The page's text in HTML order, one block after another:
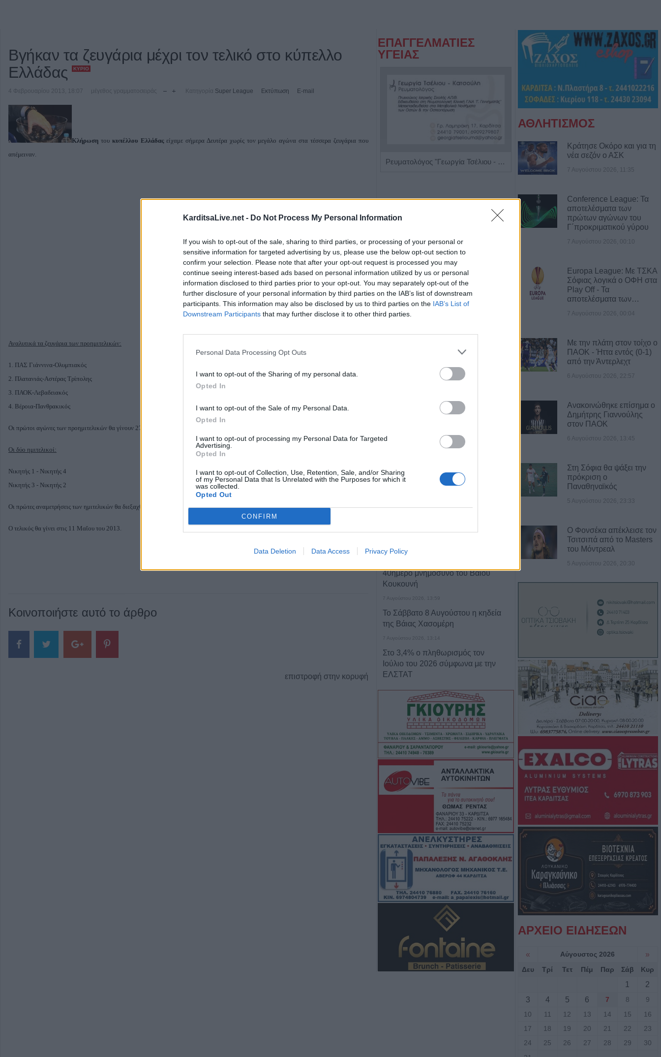
KarditsaLive.net - Do Not Process My Personal Information
If you wish to opt-out of the sale, sharing to third parties, or processing of your personal or
sensitive information for targeted advertising by us, please use the below opt-out section to
confirm your selection. Please note that after your opt-out request is processed you may
continue seeing interest-based ads based on personal information utilized by us or personal
information disclosed to third parties prior to your opt-out. You may separately opt-out of the
further disclosure of your personal information by third parties on the IAB’s list of downstream
participants. This information may also be disclosed by us to third parties on the IAB’s List of
Downstream Participants that may further disclose it to other third parties.
Personal Data Processing Opt Outs
I want to opt-out of the Sharing of my personal data.
Opted In
I want to opt-out of the Sale of my Personal Data.
Opted In
I want to opt-out of processing my Personal Data for Targeted
Advertising.
Opted In
I want to opt-out of Collection, Use, Retention, Sale, and/or Sharing
of my Personal Data that Is Unrelated with the Purposes for which it
was collected.
Opted Out
CONFIRM
Data Deletion Data Access Privacy Policy
Βγήκαν τα ζευγάρια μέχρι τον τελικό στο κύπελλο
Ελλάδας
ΚΎΡΙΟ
4 Φεβρουαρίου 2013, 18:07 μέγεθος γραμματοσειράς Κατηγορία Super League Εκτύπωση E-mail
Κλήρωση του κυπέλλου Ελλάδαςείχαμε σήμερα Δευτέρα χωρίς τον μεγάλο αγώνα στα τέσσερα ζευγάρια που
απέμειναν.
Αναλυτικά τα ζευγάρια των προημιτελικών:
1. ΠΑΣ Γιάννινα-Ολυμπιακός
2. Πλατανιάς-Αστέρας Τρίπολης
3. ΠΑΟΚ-Λεβαδειακός
4. Βέροια-Πανθρακικός
Οι πρώτοι αγώνες των προημιτελικών θα γίνουν 27 και 28 Φεβρουαρίου και οι επαναληπτικοί 6, 7, 13 και 14 Μαρτίου.
Οι δύο ημιτελικοί:
Νικητής 1 - Νικητής 4
Νικητής 3 - Νικητής 2
Οι πρώτες αναμετρήσεις των ημιτελικών θα διεξαχθούν 17 και 18 Απριλίου και οι ρεβάνς στις 27 και 28 του μήνα.
Ο τελικός θα γίνει στις 11 Μαΐου του 2013.
Κοινοποιήστε αυτό το άρθρο
επιστροφή στην κορυφή
ΕΠΑΓΓΕΛΜΑΤΙΕΣ
ΥΓΕΙΑΣ
Ρευματολόγος "Γεωργία Τσέλιου - Κατσούλη"
ΑΓΓΕΛΙΕΣ
Η Αποκατάσταση Α.Ε. αναζητά για εργασία Νοσηλευτές και Βοηθούς Νοσηλευτές
Επιχορηγήσεις 15.000 ευρώ από
το Υπ. Πολιτισμού για δύο
πραγματοποιούνται στο ν.
Καρδίτσας
Συμβούλιο Λίμνης Πλαστήρα
7 Αυγούστου 2026, 14:05
40ήμερο μνημόσυνο του Βάιου
Κουκουνή
7 Αυγούστου 2026, 13:59
Το Σάββατο 8 Αυγούστου η κηδεία
της Βάιας Χασομέρη
7 Αυγούστου 2026, 13:14
Στο 3,4% ο πληθωρισμός τον
Ιούλιο του 2026 σύμφωνα με την
ΕΛΣΤΑΤ
7 Αυγούστου 2026, 13:03
Μαγνησία: Χωρίς τις αισθήσεις
της ανασύρθηκε 70χρονη στην
Άφησσο
7 Αυγούστου 2026, 13:00
Συνελήφθη 31χρονος στη
Γερμανία που εκκρεμούσε
Ευρωπαϊκό ένταλμα σύλληψης
για ανθρωποκτονίες στην Ελλάδα
Φ. Αλεξάκος: "Αδιαφάνεια και
δημοσιονομικός χώρος -
Προτάσεις διαφάνειας και
εξοικονόμησης πόρων"
7 Αυγούστου 2026, 12:29
Μουσική βραδιά 80's και 90's στον
Άγιο Βησσάριο Σοφάδων
7 Αυγούστου 2026, 11:57
Συλλήψεις στην Καρδίτσα για
ρευματοκλοπή και παραβάσεις
του ΚΟΚ
7 Αυγούστου 2026, 11:48
Προφυλακίστηκαν τρεις
ΑΘΛΗΤΙΣΜΟΣ
Κράτησε Οκόρο και για τη
νέα σεζόν ο ΑΣΚ
7 Αυγούστου 2026, 11:35
Conference League: Τα
αποτελέσματα των
πρώτων αγώνων του
Γ΄προκριματικού γύρου
7 Αυγούστου 2026, 00:10
Europa League: Με ΤΣΚΑ
Σόφιας λογικά ο ΟΦΗ στα
Play Off - Τα
αποτελέσματα των…
7 Αυγούστου 2026, 00:04
Με την πλάτη στον τοίχο ο
ΠΑΟΚ - Ήττα εντός (0-1)
από την Άντερλεχτ
6 Αυγούστου 2026, 22:57
Ανακοινώθηκε επίσημα ο
Δημήτρης Γιαννούλης
στον ΠΑΟΚ
6 Αυγούστου 2026, 13:45
Στη Σόφια θα ψάξει την
πρόκριση ο
Παναθηναϊκός
5 Αυγούστου 2026, 23:33
Ο Φονσέκα απέκλεισε τον
Τσιτσιπά από το Masters
του Μόντρεαλ
5 Αυγούστου 2026, 20:30
ΑΡΧΕΙΟ ΕΙΔΗΣΕΩΝ
« Αύγουστος 2026 »
Δευ Τρί Τετ Πέμ Παρ Σάβ Κυρ
1
2
3
4 5 6 7 8
9
10
11 12 13 14 15
16
17
18 19 20 21 22
23
24
25 26 27 28 29
30